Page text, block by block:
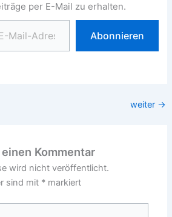
per E-Mail zu erhalten.
Abonnieren
weiter →
Kommentar
wird nicht veröffentlicht.
sind mit * markiert